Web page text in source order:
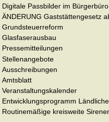
Digitale Passbilder im Bürgerbüro
ÄNDERUNG Gaststättengesetz
Grundsteuerreform
Glasfaserausbau
Pressemitteilungen
Stellenangebote
Ausschreibungen
Amtsblatt
Veranstaltungskalender
Entwicklungsprogramm
Routinemäßige kreisweite